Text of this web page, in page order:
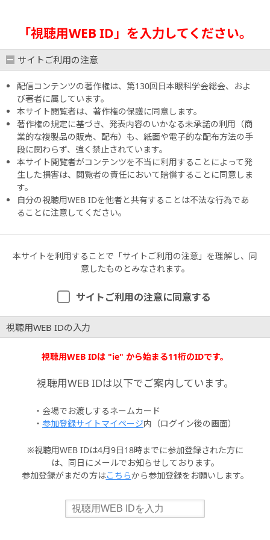
「視聴用WEB ID」を入力してください。
サイトご利用の注意
配信コンテンツの著作権は、第130回日本眼科学会総会、およ
び著者に属しています。
本サイト閲覧者は、著作権の保護に同意します。
著作権の規定に基づき、発表内容のいかなる未承諾の利用（商
業的な複製品の販売、配布）も、紙面や電子的な配布方法の手
段に関わらず、強く禁止されています。
本サイト閲覧者がコンテンツを不当に利用することによって発
生した損害は、閲覧者の責任において賠償することに同意しま
す。
自分の視聴用WEB IDを他者と共有することは不法な行為であ
ることに注意してください。
本サイトを利用することで「サイトご利用の注意」を理解し、同
意したものとみなされます。
サイトご利用の注意に同意する
視聴用WEB IDの入力
視聴用WEB IDは "ie" から始まる11桁のIDです。
視聴用WEB IDは以下でご案内しています。
・会場でお渡しするネームカード
・ 参加登録サイトマイページ内（ログイン後の画面）
※視聴用WEB IDは4月9日18時までに参加登録された方に
は、同日にメールでお知らせしております。
参加登録がまだの方はこちらから参加登録をお願いします。